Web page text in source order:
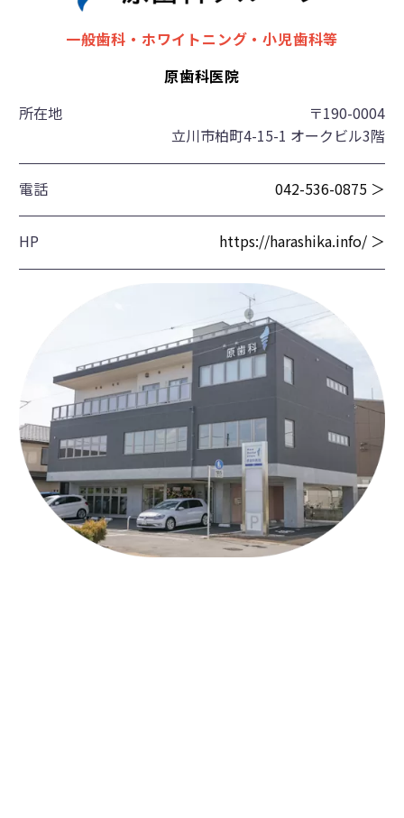
一般歯科・ホワイトニング・小児歯科等
原歯科医院
所在地
〒190-0004
立川市柏町4-15-1 オークビル3階
電話 042-536-0875 ＞
HP https://harashika.info/ ＞